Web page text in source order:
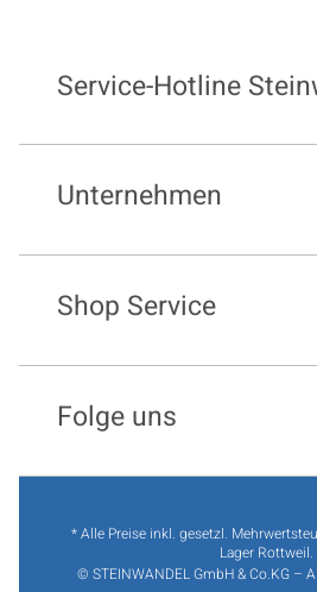
Service-Hotline
Unternehmen
Shop Service
Folge uns
* Alle Preise inkl. gesetzl.
Lager Rottweil.
© STEINWANDEL GmbH & Co.KG –